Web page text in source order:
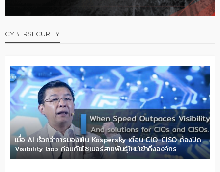
CYBERSECURITY
เมื่อ AI เร็วกว่าการมองเห็น Kaspersky เตือน CIO-CISO ต้องปิด
Visibility Gap ก่อนภัยไซเบอร์สายพันธุ์ใหม่เข้าถึงองค์กร